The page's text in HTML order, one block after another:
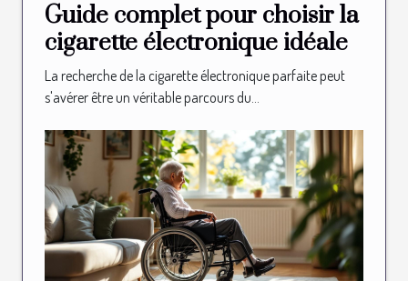
Guide complet pour choisir la
cigarette électronique idéale
La recherche de la cigarette électronique parfaite peut
s'avérer être un véritable parcours du...